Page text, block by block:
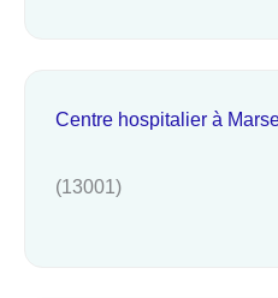
Centre hospitalier à
(13001)